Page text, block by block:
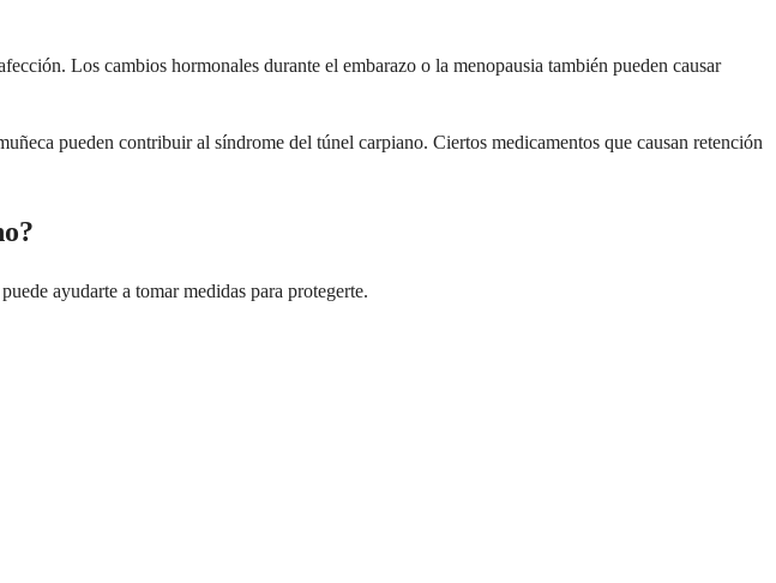
Los cambios hormonales durante el embarazo o la menopausia también pueden causar
pueden contribuir al síndrome del túnel carpiano. Ciertos medicamentos que causan retención
ayudarte a tomar medidas para protegerte.